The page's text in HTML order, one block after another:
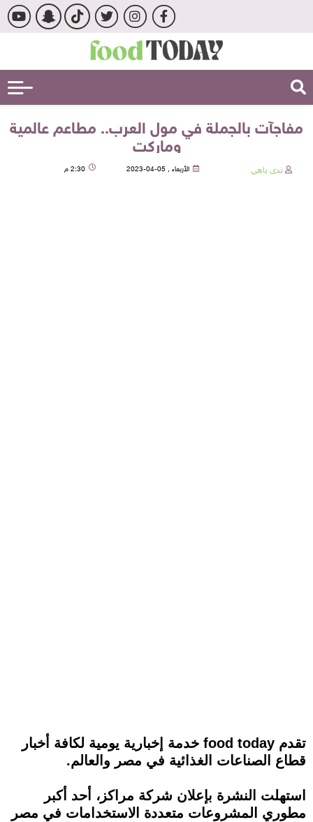
مفاجآت بالجملة في مول العرب.. مطاعم عالمية
وماركت
ندى باهي الأربعاء , 05-04-2023 2:30 م
تقدم food today خدمة إخبارية يومية لكافة أخبار
قطاع الصناعات الغذائية في مصر والعالم.
استهلت النشرة بإعلان شركة مراكز، أحد أكبر
مطوري المشروعات متعددة الاستخدامات في مصر